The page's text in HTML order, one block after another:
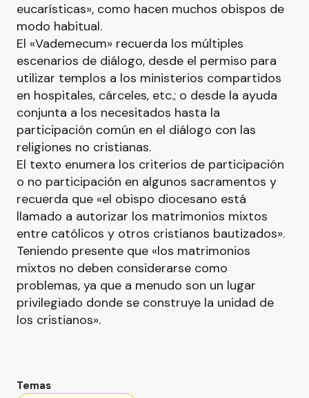
eucarísticas», como hacen muchos obispos de
modo habitual.
El «Vademecum» recuerda los múltiples
escenarios de diálogo, desde el permiso para
utilizar templos a los ministerios compartidos
en hospitales, cárceles, etc.; o desde la ayuda
conjunta a los necesitados hasta la
participación común en el diálogo con las
religiones no cristianas.
El texto enumera los criterios de participación
o no participación en algunos sacramentos y
recuerda que «el obispo diocesano está
llamado a autorizar los matrimonios mixtos
entre católicos y otros cristianos bautizados».
Teniendo presente que «los matrimonios
mixtos no deben considerarse como
problemas, ya que a menudo son un lugar
privilegiado donde se construye la unidad de
los cristianos».
Temas